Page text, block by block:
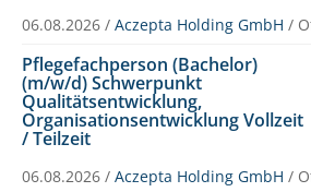
06.08.2026 / Aczepta Holding GmbH /
Pflegefachperson (Bachelor)
(m/w/d) Schwerpunkt
Qualitätsentwicklung,
Organisationsentwicklung Vollzeit
/ Teilzeit
06.08.2026 / Aczepta Holding GmbH /